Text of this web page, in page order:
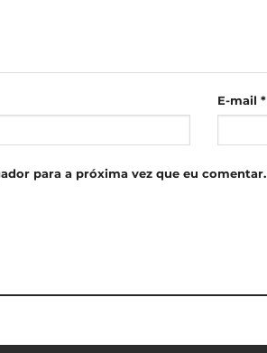
E-mail*
para a próxima vez que eu comentar.